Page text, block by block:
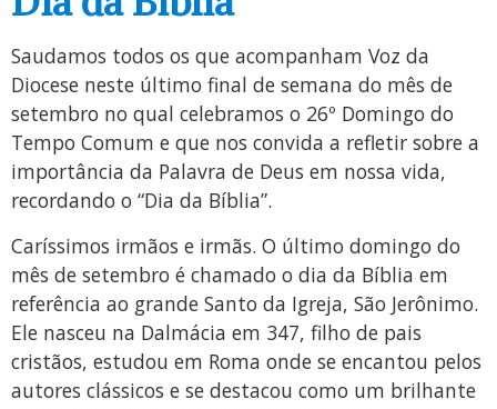
Saudamos todos os que acompanham Voz da
Diocese neste último final de semana do mês de
setembro no qual celebramos o 26º Domingo do
Tempo Comum e que nos convida a refletir sobre a
importância da Palavra de Deus em nossa vida,
recordando o “Dia da Bíblia”.
Caríssimos irmãos e irmãs. O último domingo do
mês de setembro é chamado o dia da Bíblia em
referência ao grande Santo da Igreja, São Jerônimo.
Ele nasceu na Dalmácia em 347, filho de pais
cristãos, estudou em Roma onde se encantou pelos
autores clássicos e se destacou como um brilhante